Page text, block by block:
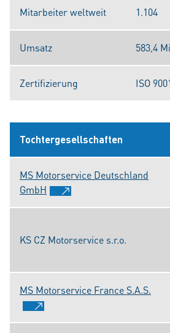
Mitarbeiter weltweit 1.104
Umsatz 583,4
Zertifizierung ISO
Tochtergesellschaften
MS Motorservice Deutschland
GmbH
KS CZ Motorservice s.r.o.
MS Motorservice France S.A.S.